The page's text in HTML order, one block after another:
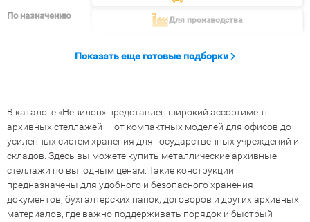
По назначению Для производства
Показать еще готовые подборки
В каталоге «Невилон» представлен широкий ассортимент
архивных стеллажей — от компактных моделей для офисов до
усиленных систем хранения для государственных учреждений и
складов. Здесь вы можете купить металлические архивные
стеллажи по выгодным ценам. Такие конструкции
предназначены для удобного и безопасного хранения
документов, бухгалтерских папок, договоров и других архивных
материалов, где важно поддерживать порядок и быстрый